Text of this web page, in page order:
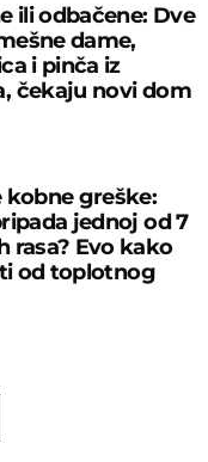
ili odbačene: Dve
dame,
i pinča iz
čekaju novi dom
kobne greške:
jednoj od 7
rasa? Evo kako
od toplotnog